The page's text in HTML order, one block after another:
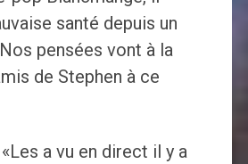
santé depuis un
pensées vont à la
de Stephen à ce
a vu en direct il y a